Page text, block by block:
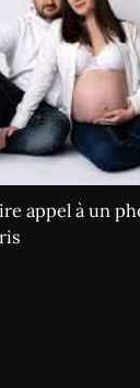
appel à un